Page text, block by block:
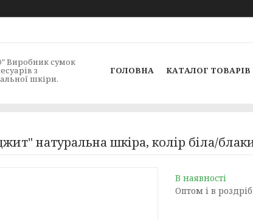
Виробник сумок
з
шкіри.
ГОЛОВНА КАТАЛОГ ТОВАРІВ
натуральна шкіра, колір біла/
В наявності
Оптом і в роздріб